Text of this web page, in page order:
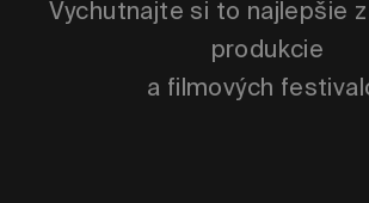
Vychutnajte si to najlepšie
produkcie
a filmových